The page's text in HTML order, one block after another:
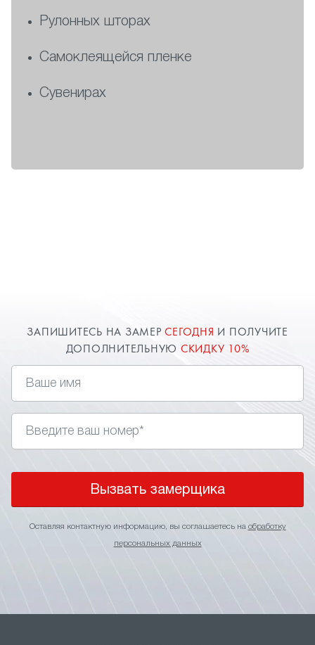
Рулонных шторах
Самоклеящейся пленке
Сувенирах
ЗАПИШИТЕСЬ НА ЗАМЕРСЕГОДНЯ И ПОЛУЧИТЕ
ДОПОЛНИТЕЛЬНУЮ СКИДКУ 10%
Вызвать замерщика
Оставляя контактную информацию, вы соглашаетесь на обработку
персональных данных